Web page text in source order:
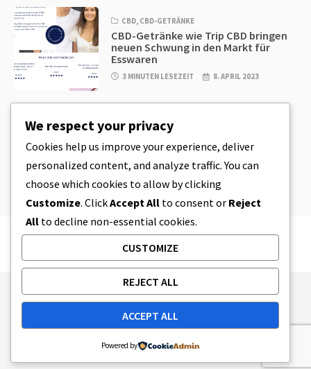
CBD, CBD-GETRÄNKE
CBD-Getränke wie Trip CBD bringen
neuen Schwung in den Markt für
Esswaren
3 MINUTEN LESEZEIT 8. APRIL 2023
CBD-Plätzchenteig & unglaublich
einfache CBD-Esswaren, die Sie zu
Hause herstellen können
4 MINUTEN LESEZEIT
Publishing Principles
Ethics Policy
Corrections Policy
Feedback Policy
Ownership & Funding
Tag map
We respect your privacy
Cookies help us improve your experience, deliver
personalized content, and analyze traffic. You can
choose which cookies to allow by clicking
Customize. ClickAccept All to consent or Reject
All to decline non-essential cookies.
CUSTOMIZE
REJECT ALL
ACCEPT ALL
Powered by